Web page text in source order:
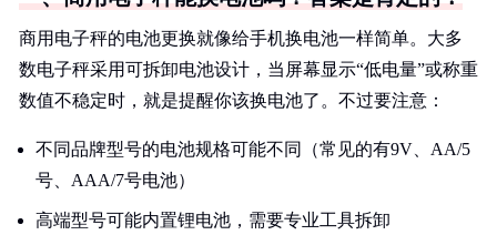
商用电子秤的电池更换就像给手机换电池一样简单。大多
数电子秤采用可拆卸电池设计，当屏幕显示“低电量”或称重
数值不稳定时，就是提醒你该换电池了。不过要注意：
不同品牌型号的电池规格可能不同（常见的有9V、AA/5
号、AAA/7号电池）
高端型号可能内置锂电池，需要专业工具拆卸